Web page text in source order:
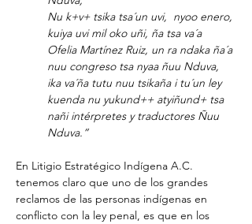
Nu k+v+ tsika tsa´un uvi,  nyoo enero,
kuiya uvi mil oko uñi, ña tsa va´a
Ofelia Martínez Ruiz, un ra ndaka ña´a
nuu congreso tsa nyaa ñuu Nduva,
ika va´ña tutu nuu tsikaña i tu´un ley
kuenda nu yukund++ atyiñund+ tsa
nañi intérpretes y traductores Ñuu
Nduva.”
En Litigio Estratégico Indígena A.C.
tenemos claro que uno de los grandes
reclamos de las personas indígenas en
conflicto con la ley penal, es que en los